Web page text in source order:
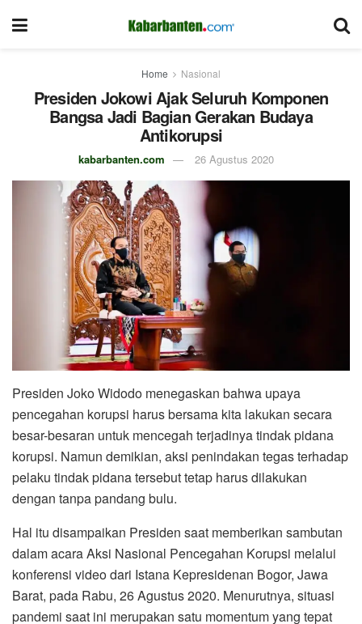
Home Nasional
Presiden Jokowi Ajak Seluruh Komponen
Bangsa Jadi Bagian Gerakan Budaya
Antikorupsi
kabarbanten.com 26 Agustus 2020
Presiden Joko Widodo menegaskan bahwa upaya
pencegahan korupsi harus bersama kita lakukan secara
besar-besaran untuk mencegah terjadinya tindak pidana
korupsi. Namun demikian, aksi penindakan tegas terhadap
pelaku tindak pidana tersebut tetap harus dilakukan
dengan tanpa pandang bulu.
Hal itu disampaikan Presiden saat memberikan sambutan
dalam acara Aksi Nasional Pencegahan Korupsi melalui
konferensi video dari Istana Kepresidenan Bogor, Jawa
Barat, pada Rabu, 26 Agustus 2020. Menurutnya, situasi
pandemi saat ini merupakan satu momentum yang tepat